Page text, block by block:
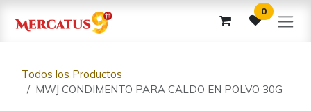
0
Todos los Productos
MWJ CONDIMENTO PARA CALDO EN POLVO 30G